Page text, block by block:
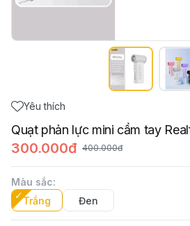
Yêu thích
Quạt phản lực mini cầm tay
300.000đ 400.000đ
Màu sắc:
Trắng
Đen